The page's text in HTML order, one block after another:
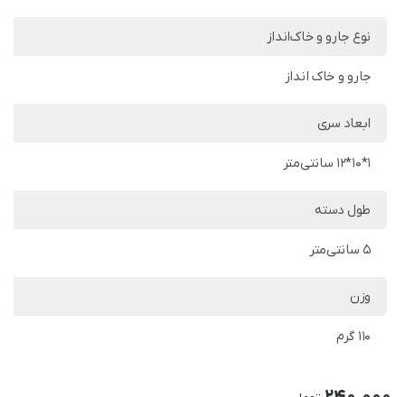
نوع جارو و خاک‌انداز
جارو و خاک انداز
ابعاد سری
1*10*12 سانتی‌متر
طول دسته
5 سانتی‌متر
وزن
110 گرم